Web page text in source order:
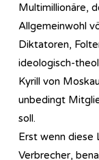
Multimillionäre,
Allgemeinwohl
Diktatoren,
ideologisch-
Kyrill von
unbedingt
soll.
Erst wenn diese
Verbrecher,